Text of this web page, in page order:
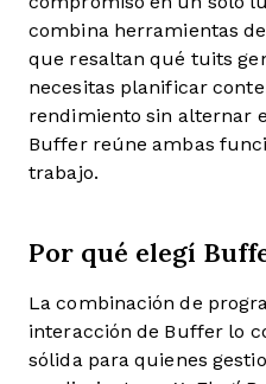
combina herramientas
que resaltan qué tuits
necesitas planificar
rendimiento sin alternar
Buffer reúne ambas
trabajo.
Por qué elegí
La combinación de
interacción de Buffer lo
sólida para quienes